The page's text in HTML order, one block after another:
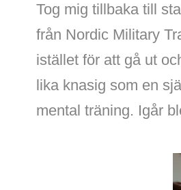
Tog mig tillbaka till
från Nordic Military
istället för att gå ut
lika knasig som en
mental träning. Igår